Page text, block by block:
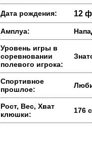
Дата рождения: 12
Амплуа:
Уровень игры в
соревновании
полевого игрока:
Спортивное
прошлое:
Рост, Вес, Хват
клюшки:
176